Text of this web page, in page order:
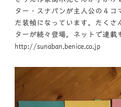
ター・スナバンが主人公の４コ
た装幀になっています。たくさ
ターが続々登場。ネットで連
http://sunaban.benice.co.jp